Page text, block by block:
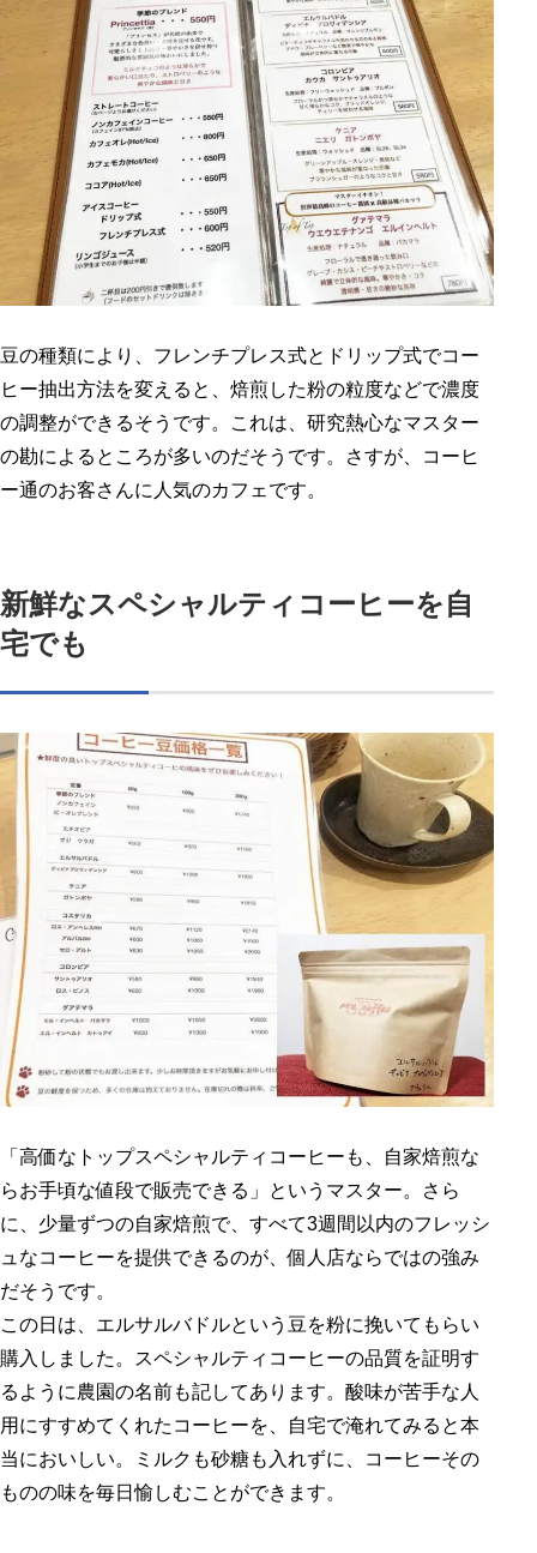
豆の種類により、フレンチプレス式とドリップ式でコー
ヒー抽出方法を変えると、焙煎した粉の粒度などで濃度
の調整ができるそうです。これは、研究熱心なマスター
の勘によるところが多いのだそうです。さすが、コーヒ
ー通のお客さんに人気のカフェです。
新鮮なスペシャルティコーヒーを自
宅でも
「高価なトップスペシャルティコーヒーも、自家焙煎な
らお手頃な値段で販売できる」というマスター。さら
に、少量ずつの自家焙煎で、すべて3週間以内のフレッシ
ュなコーヒーを提供できるのが、個人店ならではの強み
だそうです。
この日は、エルサルバドルという豆を粉に挽いてもらい
購入しました。スペシャルティコーヒーの品質を証明す
るように農園の名前も記してあります。酸味が苦手な人
用にすすめてくれたコーヒーを、自宅で淹れてみると本
当においしい。ミルクも砂糖も入れずに、コーヒーその
ものの味を毎日愉しむことができます。